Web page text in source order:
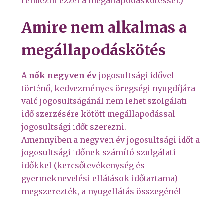
Amire nem alkalmas a
megállapodáskötés
A nők negyven év jogosultsági idővel
történő, kedvezményes öregségi nyugdíjára
való jogosultságánál nem lehet szolgálati
idő szerzésére kötött megállapodással
jogosultsági időt szerezni.
Amennyiben a negyven év jogosultsági időt a
jogosultsági időnek számító szolgálati
időkkel (keresőtevékenység és
gyermeknevelési ellátások időtartama)
megszerezték, a nyugellátás összegénél